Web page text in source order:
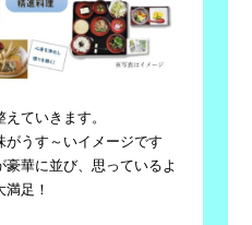
ていきます。
うす～いイメージです
華に並び、思っているよ
足！